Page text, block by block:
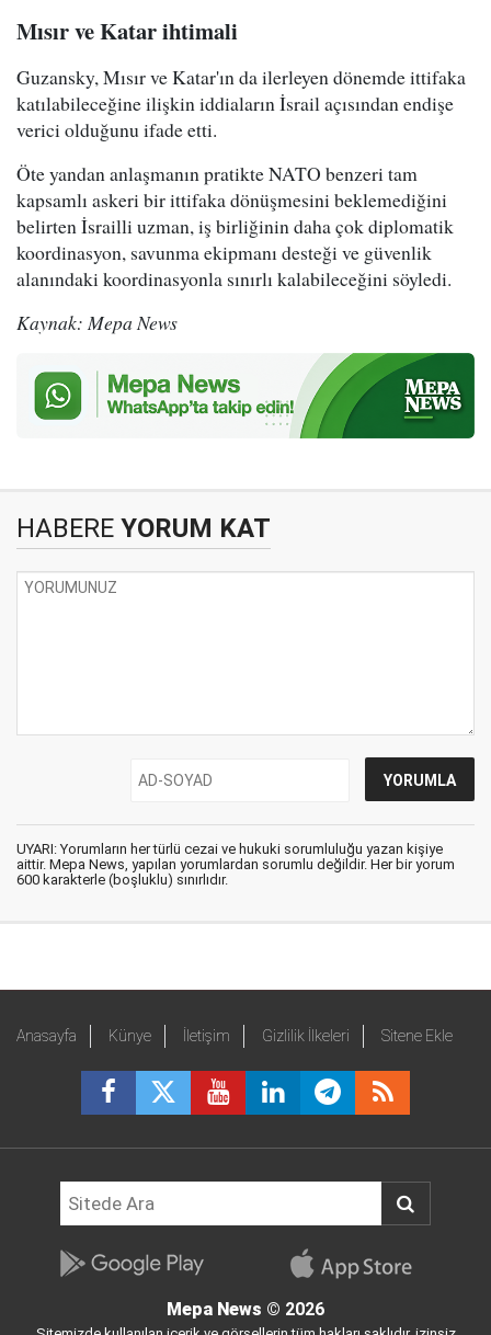
Mısır ve Katar ihtimali
Guzansky, Mısır ve Katar'ın da ilerleyen dönemde ittifaka
katılabileceğine ilişkin iddiaların İsrail açısından endişe
verici olduğunu ifade etti.
Öte yandan anlaşmanın pratikte NATO benzeri tam
kapsamlı askeri bir ittifaka dönüşmesini beklemediğini
belirten İsrailli uzman, iş birliğinin daha çok diplomatik
koordinasyon, savunma ekipmanı desteği ve güvenlik
alanındaki koordinasyonla sınırlı kalabileceğini söyledi.
Kaynak: Mepa News
HABERE YORUM KAT
UYARI: Yorumların her türlü cezai ve hukuki sorumluluğu yazan kişiye
aittir. Mepa News, yapılan yorumlardan sorumlu değildir. Her bir yorum
600 karakterle (boşluklu) sınırlıdır.
Anasayfa Künye İletişim Gizlilik İlkeleri Sitene Ekle
Mepa News © 2026